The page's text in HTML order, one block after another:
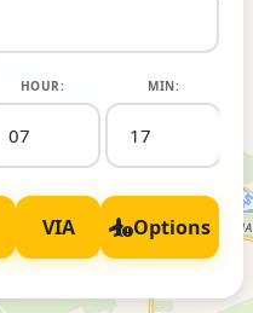
HOUR: MIN:
VIA Options